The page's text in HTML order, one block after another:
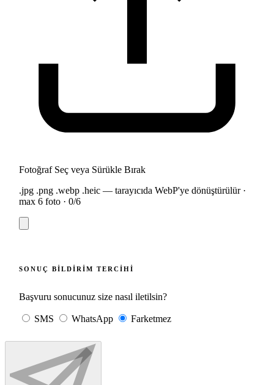
Fotoğraf Seç veya Sürükle Bırak
.jpg .png .webp .heic — tarayıcıda WebP'ye dönüştürülür ·
max 6 foto · 0/6
SONUÇ BILDIRIM TERCIHI
Başvuru sonucunuz size nasıl iletilsin?
SMS WhatsApp Farketmez